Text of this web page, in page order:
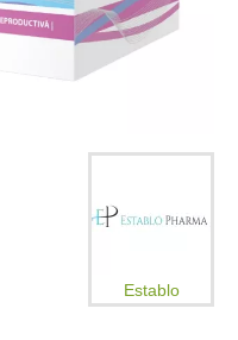
Establo